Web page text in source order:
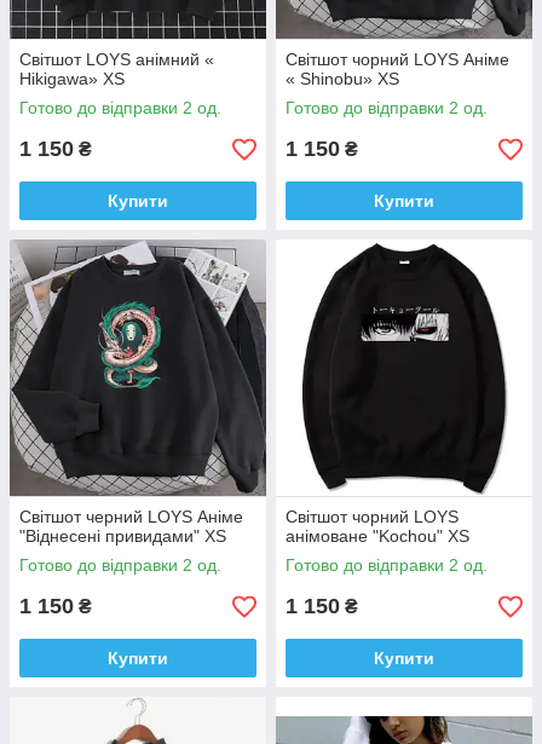
Світшот LOYS анімний «
Hikigawa» XS
Готово до відправки 2 од.
1 150 ₴
Купити
Світшот чорний LOYS Аніме
« Shinobu» XS
Готово до відправки 2 од.
1 150 ₴
Купити
Світшот черний LOYS Аніме
"Віднесені привидами" XS
Готово до відправки 2 од.
1 150 ₴
Купити
Світшот чорний LOYS
анімоване "Kochou" XS
Готово до відправки 2 од.
1 150 ₴
Купити